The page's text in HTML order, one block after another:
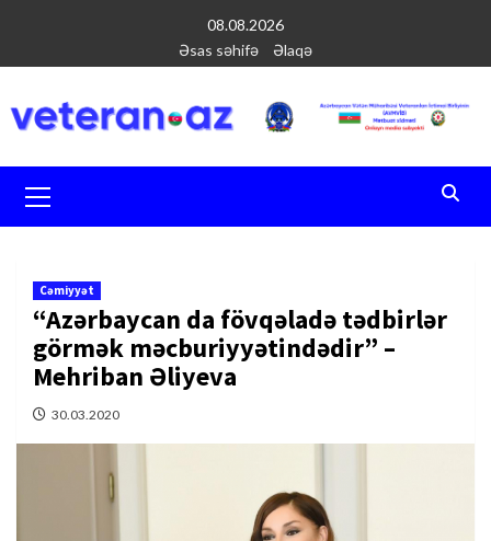
содержимому
08.08.2026
Əsas səhifə
Əlaqə
меню
Cəmiyyət
“Azərbaycan da fövqəladə tədbirlər
görmək məcburiyyətindədir” –
Mehriban Əliyeva
30.03.2020